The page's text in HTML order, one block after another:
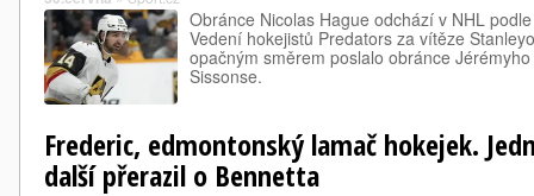
Obránce Nicolas Hague odchází v NHL
Vedení hokejistů Predators za vítěze
opačným směrem poslalo obránce
Sissonse.
Frederic, edmontonský lamač hokejek.
další přerazil o Bennetta